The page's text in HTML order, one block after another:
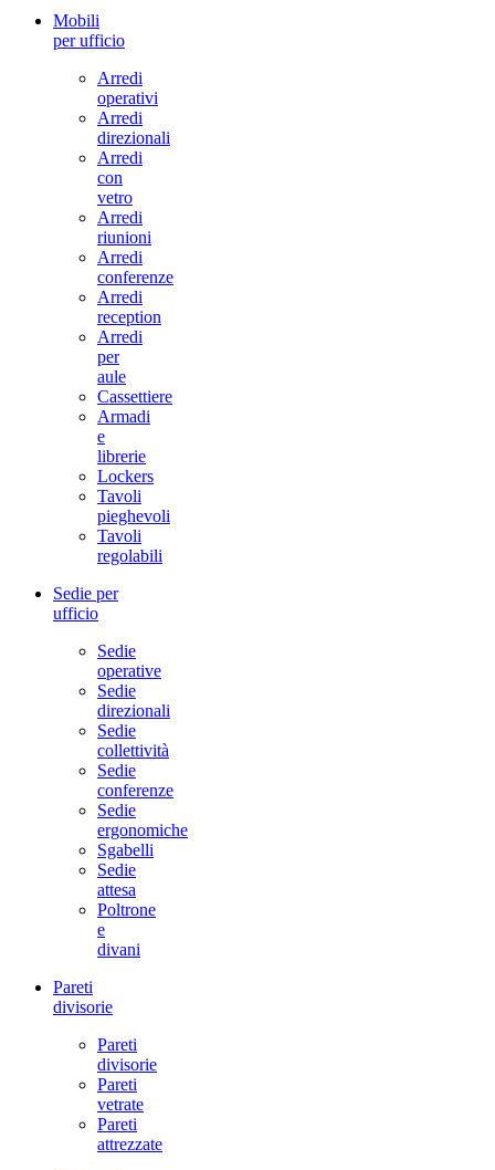
Mobili
per ufficio
Arredi
operativi
Arredi
direzionali
Arredi
con
vetro
Arredi
riunioni
Arredi
conferenze
Arredi
reception
Arredi
per
aule
Cassettiere
Armadi
e
librerie
Lockers
Tavoli
pieghevoli
Tavoli
regolabili
Sedie per
ufficio
Sedie
operative
Sedie
direzionali
Sedie
collettività
Sedie
conferenze
Sedie
ergonomiche
Sgabelli
Sedie
attesa
Poltrone
e
divani
Pareti
divisorie
Pareti
divisorie
Pareti
vetrate
Pareti
attrezzate